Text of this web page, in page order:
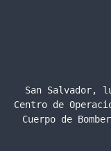
San Salvador,
Centro de
Cuerpo de